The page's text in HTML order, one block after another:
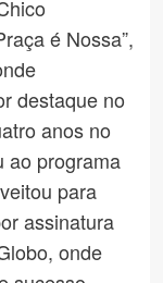
é Nossa”,
destaque no
anos no
ao programa
para
assinatura
onde